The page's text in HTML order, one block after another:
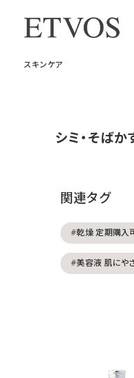
スキンケア
シミ・そばか
関連タグ
#乾燥 定期購入
#美容液 肌にや